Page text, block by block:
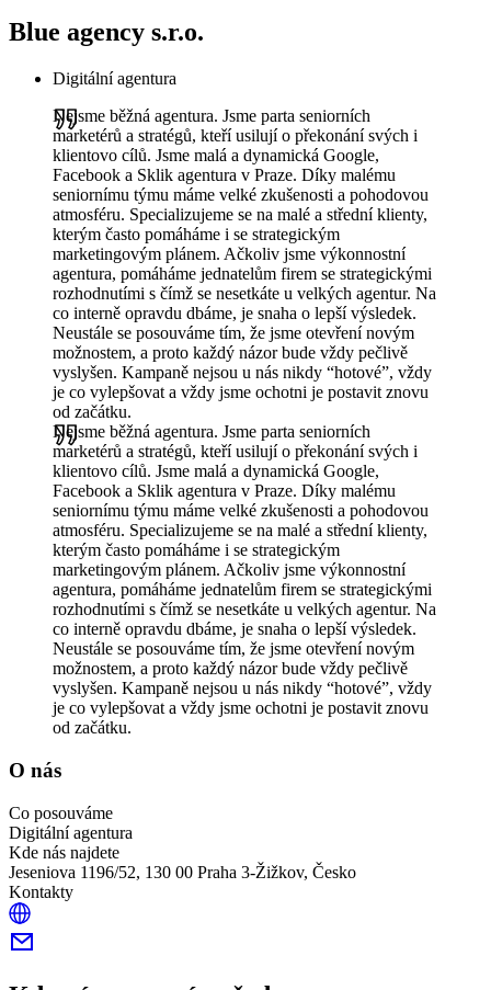
Blue agency s.r.o.
Digitální agentura
Nejsme běžná agentura. Jsme parta seniorních
marketérů a stratégů, kteří usilují o překonání svých i
klientovo cílů. Jsme malá a dynamická Google,
Facebook a Sklik agentura v Praze. Díky malému
seniornímu týmu máme velké zkušenosti a pohodovou
atmosféru. Specializujeme se na malé a střední klienty,
kterým často pomáháme i se strategickým
marketingovým plánem. Ačkoliv jsme výkonnostní
agentura, pomáháme jednatelům firem se strategickými
rozhodnutími s čímž se nesetkáte u velkých agentur. Na
co interně opravdu dbáme, je snaha o lepší výsledek.
Neustále se posouváme tím, že jsme otevření novým
možnostem, a proto každý názor bude vždy pečlivě
vyslyšen. Kampaně nejsou u nás nikdy “hotové”, vždy
je co vylepšovat a vždy jsme ochotni je postavit znovu
od začátku.
Nejsme běžná agentura. Jsme parta seniorních
marketérů a stratégů, kteří usilují o překonání svých i
klientovo cílů. Jsme malá a dynamická Google,
Facebook a Sklik agentura v Praze. Díky malému
seniornímu týmu máme velké zkušenosti a pohodovou
atmosféru. Specializujeme se na malé a střední klienty,
kterým často pomáháme i se strategickým
marketingovým plánem. Ačkoliv jsme výkonnostní
agentura, pomáháme jednatelům firem se strategickými
rozhodnutími s čímž se nesetkáte u velkých agentur. Na
co interně opravdu dbáme, je snaha o lepší výsledek.
Neustále se posouváme tím, že jsme otevření novým
možnostem, a proto každý názor bude vždy pečlivě
vyslyšen. Kampaně nejsou u nás nikdy “hotové”, vždy
je co vylepšovat a vždy jsme ochotni je postavit znovu
od začátku.
O nás
Co posouváme
Digitální agentura
Kde nás najdete
Jeseniova 1196/52, 130 00 Praha 3-Žižkov, Česko
Kontakty